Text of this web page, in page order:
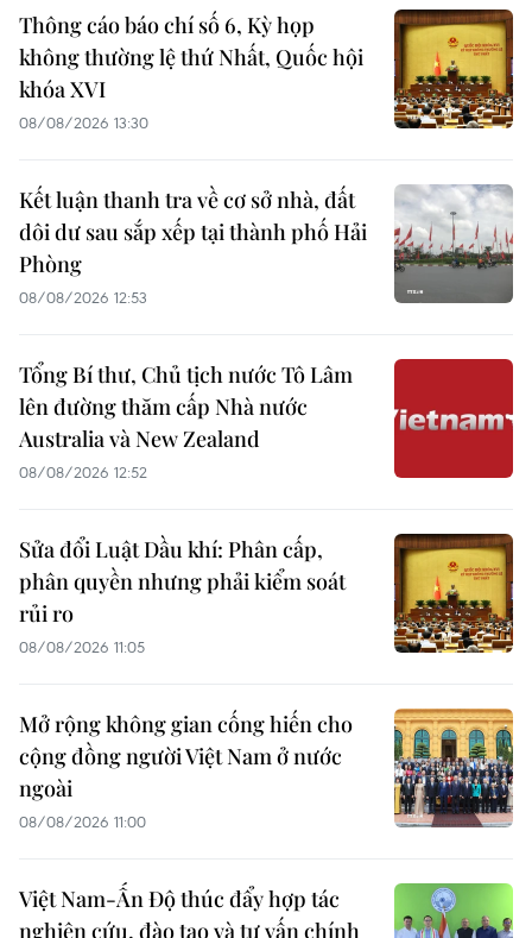
Thông cáo báo chí số 6, Kỳ họp
không thường lệ thứ Nhất, Quốc hội
khóa XVI
08/08/2026 13:30
Kết luận thanh tra về cơ sở nhà, đất
dôi dư sau sắp xếp tại thành phố Hải
Phòng
08/08/2026 12:53
Tổng Bí thư, Chủ tịch nước Tô Lâm
lên đường thăm cấp Nhà nước
Australia và New Zealand
08/08/2026 12:52
Sửa đổi Luật Dầu khí: Phân cấp,
phân quyền nhưng phải kiểm soát
rủi ro
08/08/2026 11:05
Mở rộng không gian cống hiến cho
cộng đồng người Việt Nam ở nước
ngoài
08/08/2026 11:00
Việt Nam-Ấn Độ thúc đẩy hợp tác
nghiên cứu, đào tạo và tư vấn chính